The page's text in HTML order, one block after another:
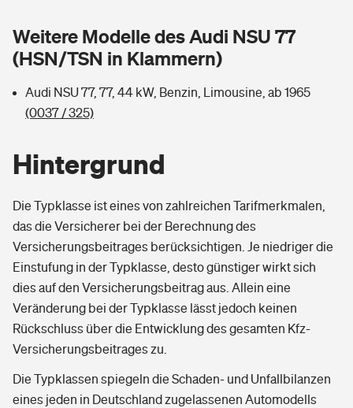
Hochwasser-Check: Wie gefährdet ist Ihr Haus?
Sie haben Fragen?
Private Cyberversicherung
Zur Übersicht
Tools
Kinderunfall-Check: Mehr Sicherheit für deine Kids
Typklassen: So ist Ihr Auto eingestuft
Sie haben Fragen?
Rentenrechner: Wie viel Geld bekomme ich im Alter?
Weitere Modelle des Audi NSU 77
(HSN/TSN in Klammern)
Audi NSU 77, 77, 44 kW, Benzin, Limousine, ab 1965
(0037 / 325)
Hintergrund
Die Typklasse ist eines von zahlreichen Tarifmerkmalen,
das die Versicherer bei der Berechnung des
Versicherungsbeitrages berücksichtigen. Je niedriger die
Einstufung in der Typklasse, desto günstiger wirkt sich
dies auf den Versicherungsbeitrag aus. Allein eine
Veränderung bei der Typklasse lässt jedoch keinen
Rückschluss über die Entwicklung des gesamten Kfz-
Versicherungsbeitrages zu.
Die Typklassen spiegeln die Schaden- und Unfallbilanzen
eines jeden in Deutschland zugelassenen Automodells